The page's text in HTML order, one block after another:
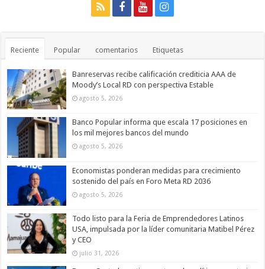
Reciente Popular comentarios Etiquetas
Banreservas recibe calificación crediticia AAA de
Moody’s Local RD con perspectiva Estable
agosto 5, 2026
Banco Popular informa que escala 17 posiciones en
los mil mejores bancos del mundo
agosto 5, 2026
Economistas ponderan medidas para crecimiento
sostenido del país en Foro Meta RD 2036
agosto 5, 2026
Todo listo para la Feria de Emprendedores Latinos
USA, impulsada por la líder comunitaria Matibel Pérez
y CEO
julio 31, 2026